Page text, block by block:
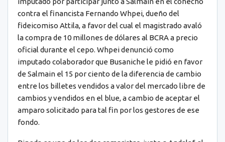
contra el financista Fernando Whpei, dueño del
fideicomiso Attila, a favor del cual el magistrado avaló
la compra de 10 millones de dólares al BCRA a precio
oficial durante el cepo. Whpei denunció como
imputado colaborador que Busaniche le pidió en favor
de Salmain el 15 por ciento de la diferencia de cambio
entre los billetes vendidos a valor del mercado libre de
cambios y vendidos en el blue, a cambio de aceptar el
amparo solicitado para tal fin por los gestores de ese
fondo.